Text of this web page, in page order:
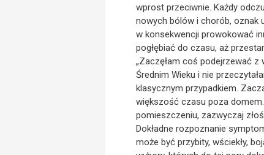
wprost przeciwnie. Każdy
nowych bólów i chorób, oznak
w konsekwencji prowokować
pogłębiać do czasu, aż
„Zaczęłam coś podejrzewać z
Średnim Wieku i nie
klasycznym przypadkiem.
większość czasu poza
pomieszczeniu, zazwyczaj
Dokładne rozpoznanie
może być przybity, wściekły,